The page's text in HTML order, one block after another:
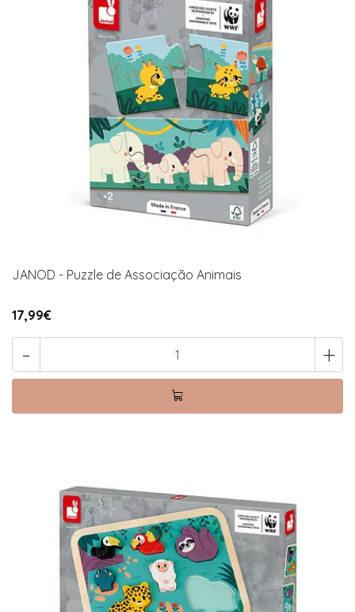
JANOD - Puzzle de Associação Animais
17,99€
- +